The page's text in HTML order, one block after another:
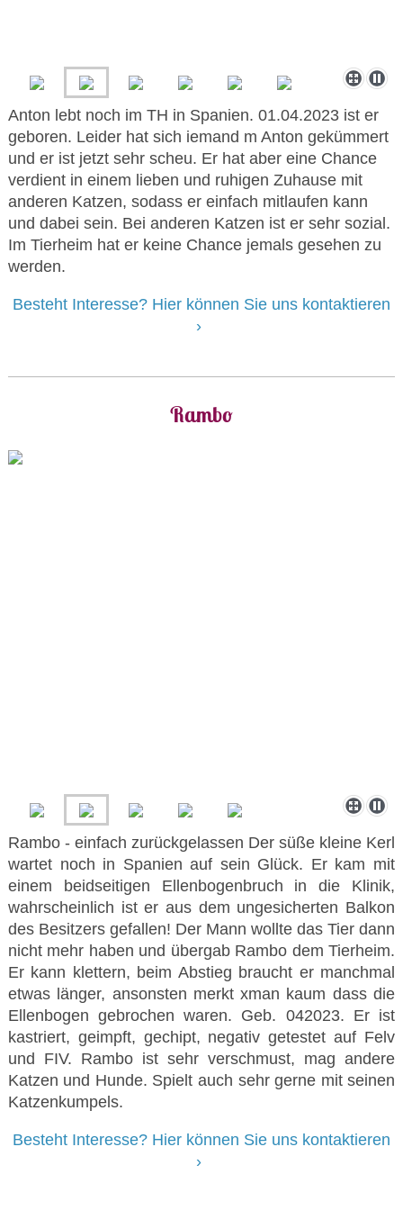
Anton lebt noch im TH in Spanien. 01.04.2023 ist er
geboren. Leider hat sich iemand m Anton gekümmert
und er ist jetzt sehr scheu. Er hat aber eine Chance
verdient in einem lieben und ruhigen Zuhause mit
anderen Katzen, sodass er einfach mitlaufen kann
und dabei sein. Bei anderen Katzen ist er sehr sozial.
Im Tierheim hat er keine Chance jemals gesehen zu
werden.
Besteht Interesse? Hier können Sie uns kontaktieren
Rambo
Rambo - einfach zurückgelassen Der süße kleine Kerl
wartet noch in Spanien auf sein Glück. Er kam mit
einem beidseitigen Ellenbogenbruch in die Klinik,
wahrscheinlich ist er aus dem ungesicherten Balkon
des Besitzers gefallen! Der Mann wollte das Tier dann
nicht mehr haben und übergab Rambo dem Tierheim.
Er kann klettern, beim Abstieg braucht er manchmal
etwas länger, ansonsten merkt xman kaum dass die
Ellenbogen gebrochen waren. Geb. 042023. Er ist
kastriert, geimpft, gechipt, negativ getestet auf Felv
und FIV. Rambo ist sehr verschmust, mag andere
Katzen und Hunde. Spielt auch sehr gerne mit seinen
Katzenkumpels.
Besteht Interesse? Hier können Sie uns kontaktieren